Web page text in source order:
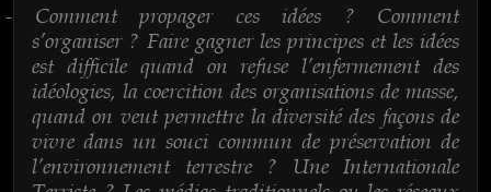
-
Comment propager ces idées ? Comment
s’organiser ? Faire gagner les principes et les idées
est difficile quand on refuse l’enfermement des
idéologies, la coercition des organisations de masse,
quand on veut permettre la diversité des façons de
vivre dans un souci commun de préservation de
l’environnement terrestre ? Une Internationale